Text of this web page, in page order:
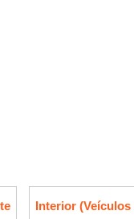
Interior (Veículos